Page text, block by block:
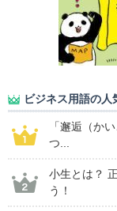
ビジネス用語の人
「邂逅（か
つ...
小生とは？
う！